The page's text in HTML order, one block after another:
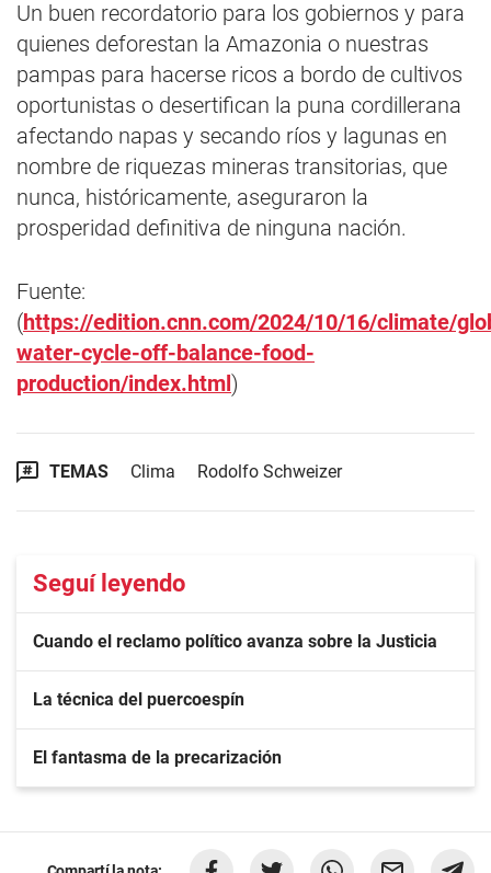
Un buen recordatorio para los gobiernos y para
quienes deforestan la Amazonia o nuestras
pampas para hacerse ricos a bordo de cultivos
oportunistas o desertifican la puna cordillerana
afectando napas y secando ríos y lagunas en
nombre de riquezas mineras transitorias, que
nunca, históricamente, aseguraron la
prosperidad definitiva de ninguna nación.
Fuente:
(https://edition.cnn.com/2024/10/16/climate/
water-cycle-off-balance-food-
production/index.html )
TEMAS Clima Rodolfo Schweizer
Seguí leyendo
Cuando el reclamo político avanza sobre la Justicia
La técnica del puercoespín
El fantasma de la precarización